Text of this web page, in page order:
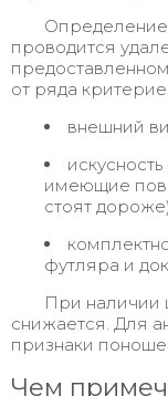
Определение
проводится
от ряда
внешний
имеющие
стоят
футляра и
При наличии
снижается. Для
признаки
Чем